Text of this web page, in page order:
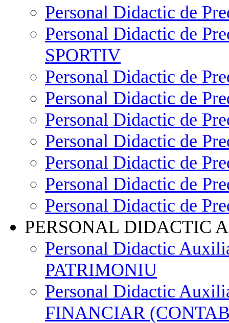
Personal Didactic de
Personal Didactic de
SPORTIV
Personal Didactic de
Personal Didactic de
Personal Didactic de
Personal Didactic de
Personal Didactic de
Personal Didactic de
Personal Didactic de
PERSONAL DIDACTIC
Personal Didactic
PATRIMONIU
Personal Didactic
FINANCIAR